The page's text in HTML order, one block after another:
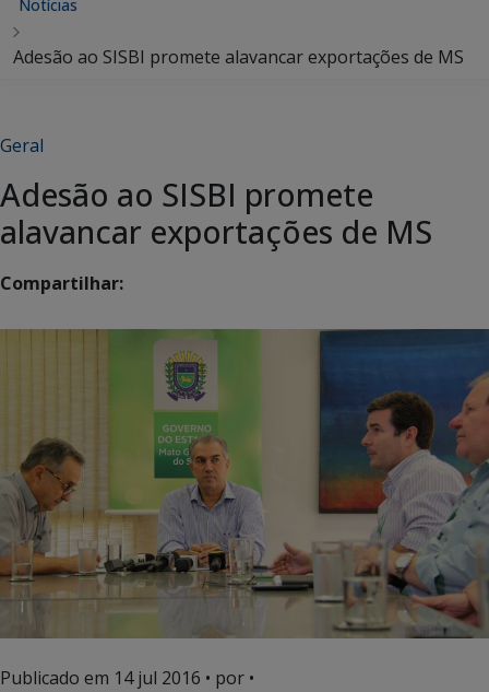
Notícias
Adesão ao SISBI promete alavancar exportações de MS
Geral
Adesão ao SISBI promete
alavancar exportações de MS
Compartilhar:
Publicado em 14 jul 2016 • por •